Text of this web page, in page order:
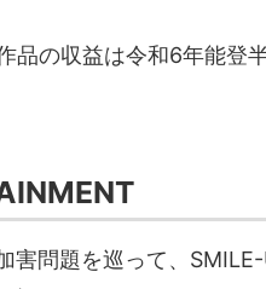
品の収益は令和6年能登
害問題を巡って、